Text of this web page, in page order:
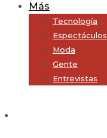
Más
Tecnología
Espectáculos
Moda
Gente
Entrevistas